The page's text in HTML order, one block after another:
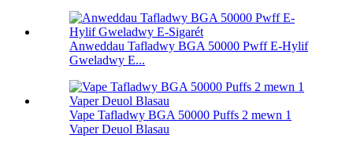
Anweddau Tafladwy BGA 50000 Pwff E-Hylif
Gweladwy E...
Vape Tafladwy BGA 50000 Puffs 2 mewn 1
Vaper Deuol Blasau